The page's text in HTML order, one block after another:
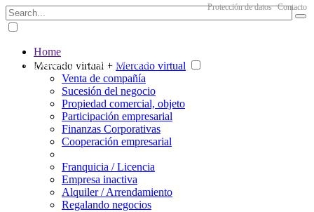
The big marketplace for business
Protección de datos Contacto
Home
Mercado virtual + Mercado virtual
Venta de compañía
Sucesión del negocio
Propiedad comercial, objeto
Participación empresarial
Finanzas Corporativas
Cooperación empresarial
Franquicia / Licencia
Empresa inactiva
Alquiler / Arrendamiento
Regalando negocios